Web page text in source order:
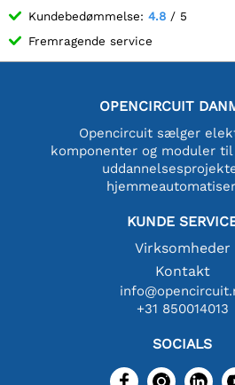
Kundebedømmelse: 4.8 / 5
Fremragende service
OPENCIRCUIT
Opencircuit sælger
komponenter og moduler
KUNDE
Virksomheder
Kontakt
+31 850014013
SOCIALS